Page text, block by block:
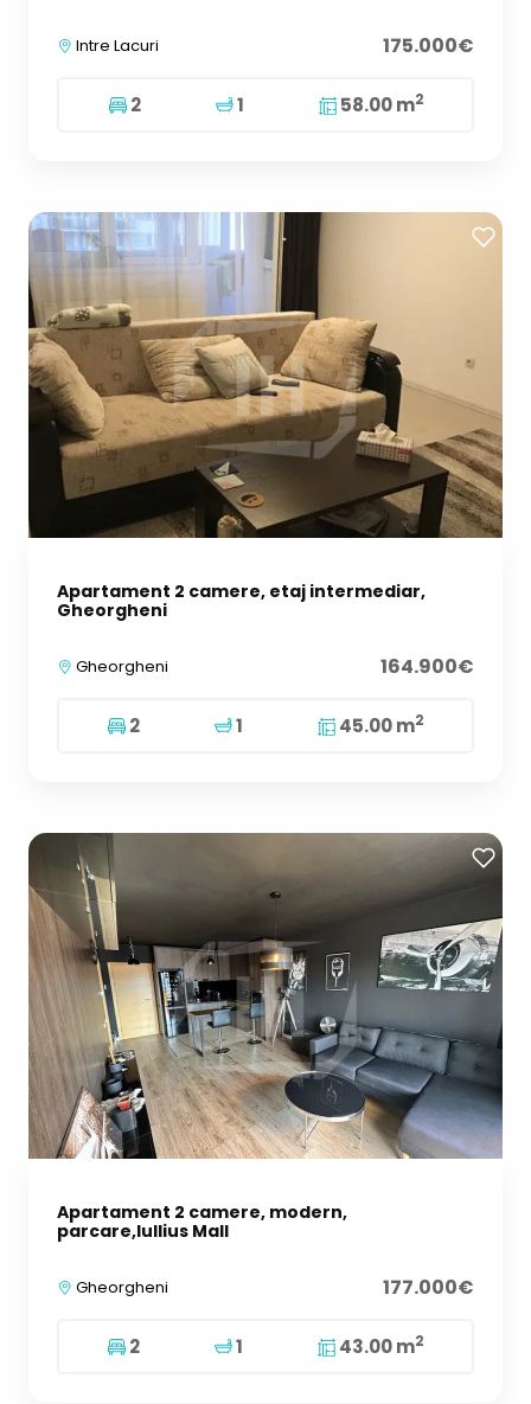
Intre Lacuri 175.000€
2 1 58.00 m2
Apartament 2 camere, etaj intermediar,
Gheorgheni
Gheorgheni 164.900€
2 1 45.00 m2
Apartament 2 camere, modern,
parcare,Iullius Mall
Gheorgheni 177.000€
2 1 43.00 m2